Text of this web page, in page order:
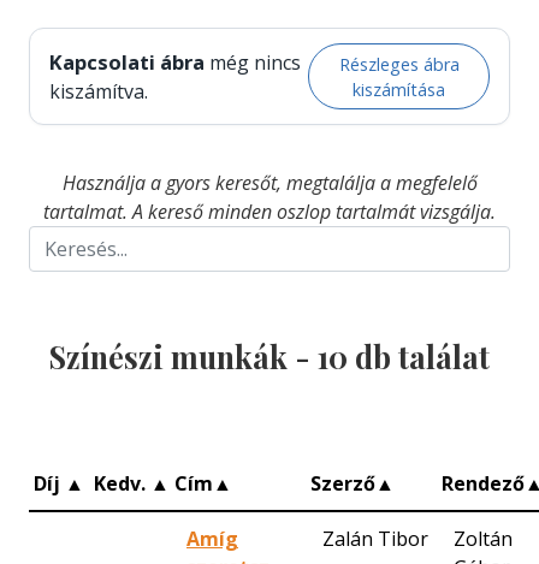
Kapcsolati ábra még nincs
kiszámítva.
Részleges ábra
kiszámítása
Használja a gyors keresőt, megtalálja a megfelelő
tartalmat. A kereső minden oszlop tartalmát vizsgálja.
Színészi munkák - 10 db találat
Díj ▲ Kedv. ▲ Cím▲ Szerző▲ Rendező
Amíg
Zalán Tibor
Zoltán